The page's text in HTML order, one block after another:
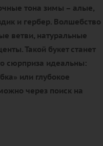
тона зимы – алые,
и гербер. Волшебство
ветви, натуральные
Такой букет станет
сюрприза идеальны:
или глубокое
через поиск на